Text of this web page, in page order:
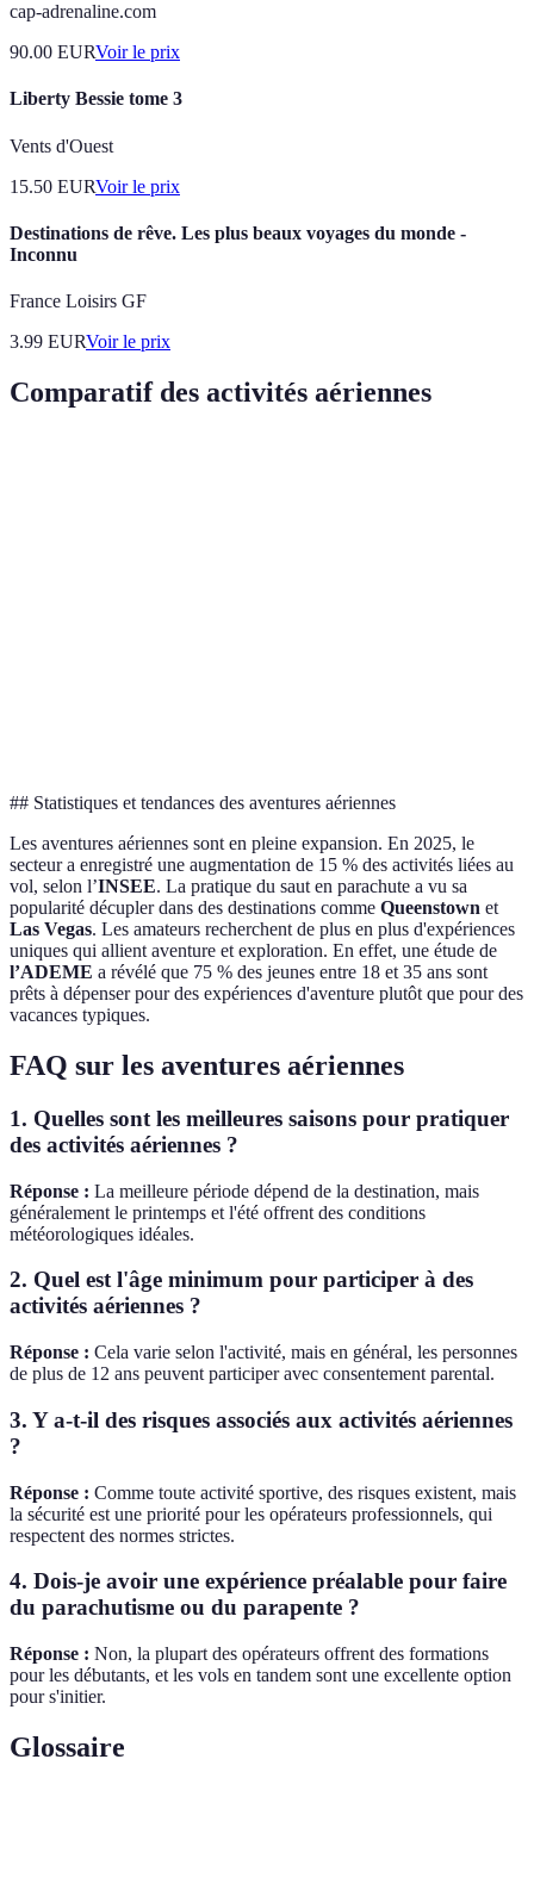
cap-adrenaline.com
90.00 EURVoir le prix
Liberty Bessie tome 3
Vents d'Ouest
15.50 EURVoir le prix
Destinations de rêve. Les plus beaux voyages du monde -
Inconnu
France Loisirs GF
3.99 EURVoir le prix
Comparatif des activités aériennes
## Statistiques et tendances des aventures aériennes
Les aventures aériennes sont en pleine expansion. En 2025, le
secteur a enregistré une augmentation de 15 % des activités liées au
vol, selon l’INSEE. La pratique du saut en parachute a vu sa
popularité décupler dans des destinations comme Queenstown et
Las Vegas. Les amateurs recherchent de plus en plus d'expériences
uniques qui allient aventure et exploration. En effet, une étude de
l’ADEME a révélé que 75 % des jeunes entre 18 et 35 ans sont
prêts à dépenser pour des expériences d'aventure plutôt que pour des
vacances typiques.
FAQ sur les aventures aériennes
1. Quelles sont les meilleures saisons pour pratiquer
des activités aériennes ?
Réponse : La meilleure période dépend de la destination, mais
généralement le printemps et l'été offrent des conditions
météorologiques idéales.
2. Quel est l'âge minimum pour participer à des
activités aériennes ?
Réponse : Cela varie selon l'activité, mais en général, les personnes
de plus de 12 ans peuvent participer avec consentement parental.
3. Y a-t-il des risques associés aux activités aériennes
?
Réponse : Comme toute activité sportive, des risques existent, mais
la sécurité est une priorité pour les opérateurs professionnels, qui
respectent des normes strictes.
4. Dois-je avoir une expérience préalable pour faire
du parachutisme ou du parapente ?
Réponse : Non, la plupart des opérateurs offrent des formations
pour les débutants, et les vols en tandem sont une excellente option
pour s'initier.
Glossaire